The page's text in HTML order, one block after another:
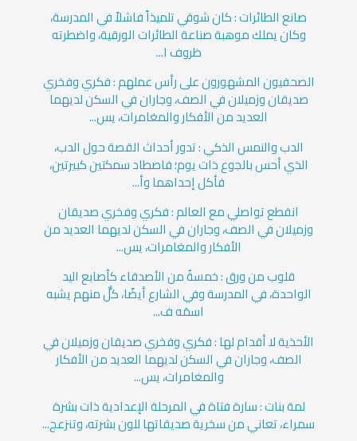
صانع الطائرات : كان شوقي تلميذاً فاشلاً في المدرسة،
وكان يملك موهبة صناعة الطائرات الورقية، واضطرته
ظروف ا...
الصحفيون المشهورون على رأس عملهم : فكري وفخري
صديقان وزميلان في الصف، وجاران في السكن لديهما
العديد من الأفكار والمغامرات، يس...
الدب والنمس الذكي : تدور أحداث القصة حول الدب،
الذي أحس بالجوع ذات يوم؛ فاصطاد سمكتين كبيرتين،
فأكل إحداهما وأ...
انقطع تواصلي مع العالم : فكري وفخري صديقان
وزميلان في الصف، وجاران في السكن لديهما العديد من
الأفكار والمغامرات، يس...
قلوب من ورق : خمسةٌ من الأصدقاء كأصابع اليد
الواحدة، في المدرسة وفي الشارع أيضًا، كلٌّ منهم يشبه
اسمَه ف...
الأحذية لا أقدام لها : فكري وفخري صديقان وزميلان في
الصف، وجاران في السكن لديهما العديد من الأفكار
والمغامرات، يس...
لمة بنات : سارة فتاة في المرحلة الإعدادية ذات بشرة
سمراء، تعاني من سخرية صديقاتها للون بشرته، وتنزعج...